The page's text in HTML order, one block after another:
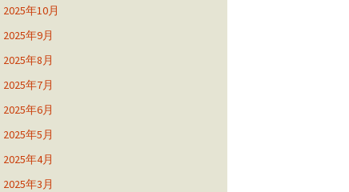
2025年10月
2025年9月
2025年8月
2025年7月
2025年6月
2025年5月
2025年4月
2025年3月